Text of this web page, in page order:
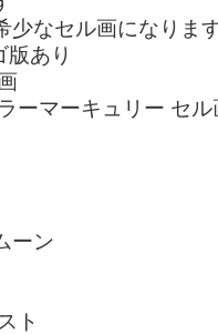
少なセル画になり
版あり
ーマーキュリー セル
ーン
ト